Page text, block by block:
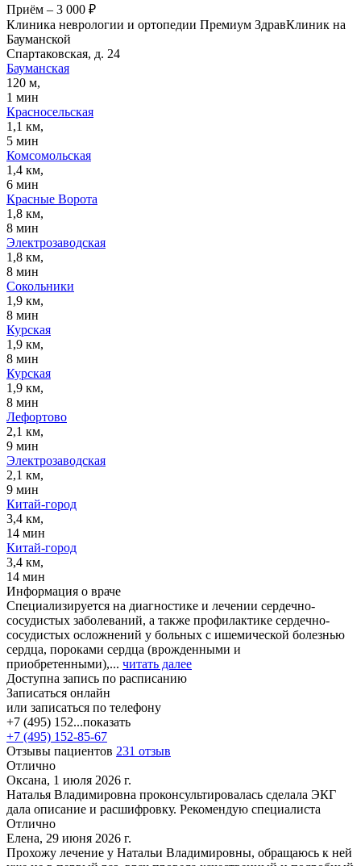
Приём – 3 000 ₽
Клиника неврологии и ортопедии Премиум ЗдравКлиник на
Бауманской
Спартаковская, д. 24
Бауманская
120 м,
1 мин
Красносельская
1,1 км,
5 мин
Комсомольская
1,4 км,
6 мин
Красные Ворота
1,8 км,
8 мин
Электрозаводская
1,8 км,
8 мин
Сокольники
1,9 км,
8 мин
Курская
1,9 км,
8 мин
Курская
1,9 км,
8 мин
Лефортово
2,1 км,
9 мин
Электрозаводская
2,1 км,
9 мин
Китай-город
3,4 км,
14 мин
Китай-город
3,4 км,
14 мин
Информация о враче
Специализируется на диагностике и лечении сердечно-
сосудистых заболеваний, а также профилактике сердечно-
сосудистых осложнений у больных с ишемической болезнью
сердца, пороками сердца (врожденными и
приобретенными),... читать далее
Доступна запись по расписанию
Записаться онлайн
или записаться по телефону
+7 (495) 152...показать
+7 (495) 152-85-67
Отзывы пациентов 231 отзыв
Отлично
Оксана, 1 июля 2026 г.
Наталья Владимировна проконсультировалась сделала ЭКГ
дала описание и расшифровку. Рекомендую специалиста
Отлично
Елена, 29 июня 2026 г.
Прохожу лечение у Натальи Владимировны, обращаюсь к ней